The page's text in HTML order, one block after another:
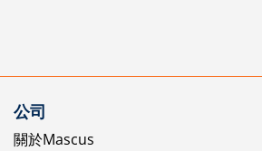
公司
關於Mascus